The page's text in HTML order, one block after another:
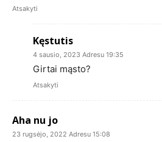
Atsakyti
Kęstutis
4 sausio, 2023 Adresu 19:35
Girtai mąsto?
Atsakyti
Aha nu jo
23 rugsėjo, 2022 Adresu 15:08